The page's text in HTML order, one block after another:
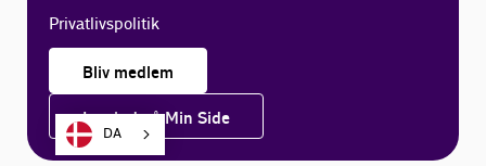
Privatlivspolitik
Bliv medlem
Log ind på Min Side
DA